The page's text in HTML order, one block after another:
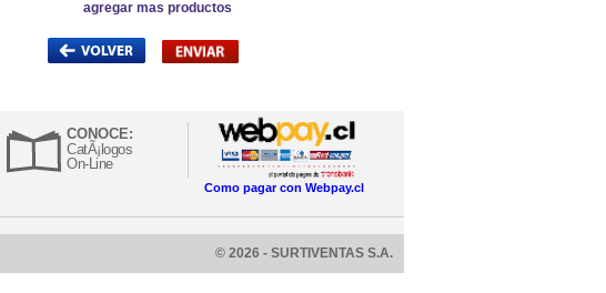
agregar mas productos
CONOCE:
CatÃ¡logos
On-Line
Como pagar con Webpay.cl
© 2026 - SURTIVENTAS S.A.